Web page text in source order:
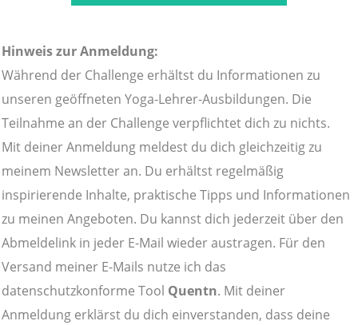
Hinweis zur Anmeldung:
Während der Challenge erhältst du Informationen zu
unseren geöffneten Yoga-Lehrer-Ausbildungen. Die
Teilnahme an der Challenge verpflichtet dich zu nichts.
Mit deiner Anmeldung meldest du dich gleichzeitig zu
meinem Newsletter an. Du erhältst regelmäßig
inspirierende Inhalte, praktische Tipps und Informationen
zu meinen Angeboten. Du kannst dich jederzeit über den
Abmeldelink in jeder E-Mail wieder austragen. Für den
Versand meiner E-Mails nutze ich das
datenschutzkonforme Tool Quentn. Mit deiner
Anmeldung erklärst du dich einverstanden, dass deine